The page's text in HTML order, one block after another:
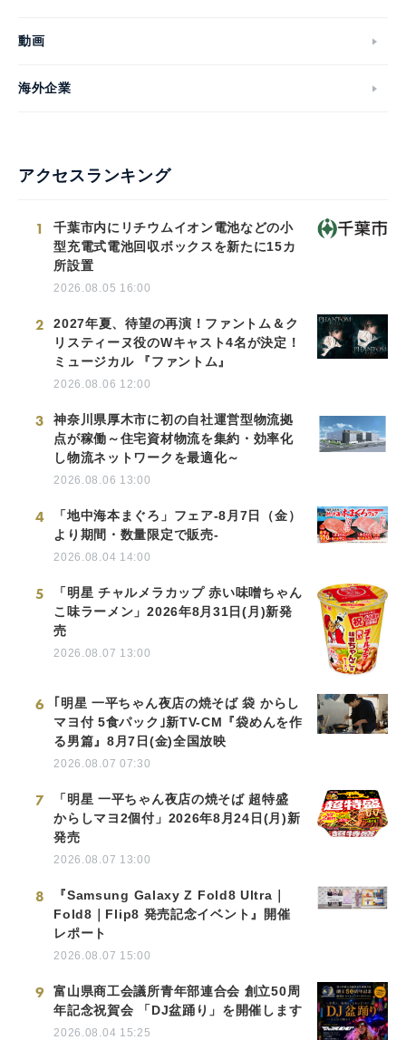
動画
海外企業
アクセスランキング
1
千葉市内にリチウムイオン電池などの小
型充電式電池回収ボックスを新たに15カ
所設置
2026.08.05 16:00
2
2027年夏、待望の再演！ファントム＆ク
リスティーヌ役のWキャスト4名が決定！
ミュージカル 『ファントム』
2026.08.06 12:00
3
神奈川県厚木市に初の自社運営型物流拠
点が稼働～住宅資材物流を集約・効率化
し物流ネットワークを最適化～
2026.08.06 13:00
4
「地中海本まぐろ」フェア-8月7日（金）
より期間・数量限定で販売-
2026.08.04 14:00
5
「明星 チャルメラカップ 赤い味噌ちゃん
こ味ラーメン」2026年8月31日(月)新発
売
2026.08.07 13:00
6
｢明星 一平ちゃん夜店の焼そば 袋 からし
マヨ付 5食パック｣新TV-CM『袋めんを作
る男篇』8月7日(金)全国放映
2026.08.07 07:30
7
「明星 一平ちゃん夜店の焼そば 超特盛
からしマヨ2個付」2026年8月24日(月)新
発売
2026.08.07 13:00
8
『Samsung Galaxy Z Fold8 Ultra｜
Fold8｜Flip8 発売記念イベント』開催
レポート
2026.08.07 15:00
9
富山県商工会議所青年部連合会 創立50周
年記念祝賀会 「DJ盆踊り」を開催します
2026.08.04 15:25